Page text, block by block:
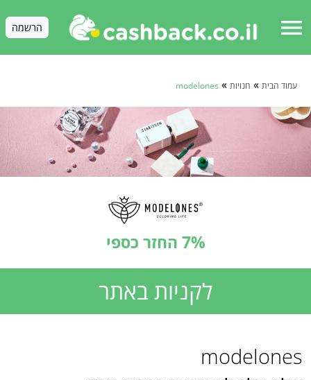
menu הרשמה
עמוד הבית » חנויות »
modelones
7% החזר כספי
לקניות באתר
modelones